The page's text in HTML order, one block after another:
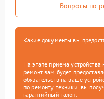
Вопросы по
Какие документы вы
На этапе приема
ремонт вам будет
обязательств на ваше
по ремонту техники, вы
гарантийный талон.